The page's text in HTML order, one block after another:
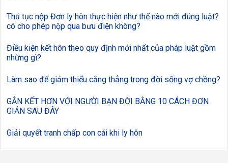
Thủ tục nộp Đơn ly hôn thực hiện như thế nào mới đúng luật?
có cho phép nộp qua bưu điện không?
Điều kiện kết hôn theo quy định mới nhất của pháp luật gồm
những gì?
Làm sao để giảm thiểu căng thẳng trong đời sống vợ chồng?
GẮN KẾT HƠN VỚI NGƯỜI BẠN ĐỜI BẰNG 10 CÁCH ĐƠN
GIẢN SAU ĐÂY
Giải quyết tranh chấp con cái khi ly hôn